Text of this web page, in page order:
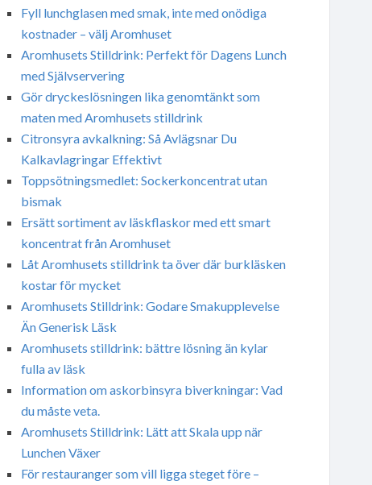
Fyll lunchglasen med smak, inte med onödiga
kostnader – välj Aromhuset
Aromhusets Stilldrink: Perfekt för Dagens Lunch
med Självservering
Gör dryckeslösningen lika genomtänkt som
maten med Aromhusets stilldrink
Citronsyra avkalkning: Så Avlägsnar Du
Kalkavlagringar Effektivt
Toppsötningsmedlet: Sockerkoncentrat utan
bismak
Ersätt sortiment av läskflaskor med ett smart
koncentrat från Aromhuset
Låt Aromhusets stilldrink ta över där burkläsken
kostar för mycket
Aromhusets Stilldrink: Godare Smakupplevelse
Än Generisk Läsk
Aromhusets stilldrink: bättre lösning än kylar
fulla av läsk
Information om askorbinsyra biverkningar: Vad
du måste veta.
Aromhusets Stilldrink: Lätt att Skala upp när
Lunchen Växer
För restauranger som vill ligga steget före –